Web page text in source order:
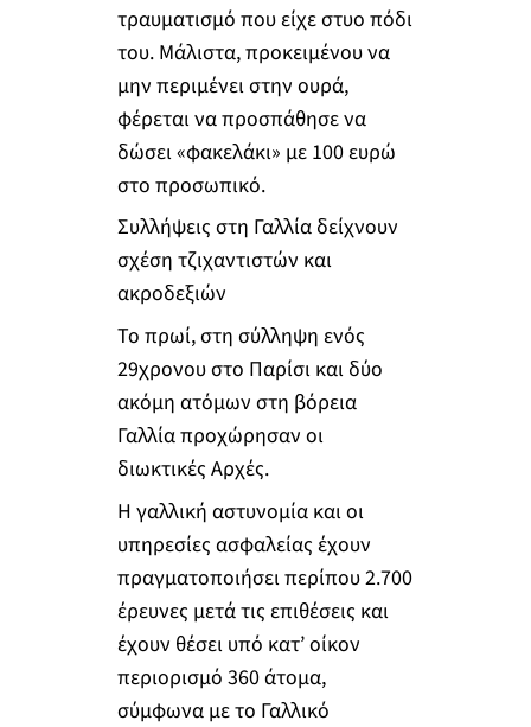
τραυματισμό που είχε στυο πόδι
του. Μάλιστα, προκειμένου να
μην περιμένει στην ουρά,
φέρεται να προσπάθησε να
δώσει «φακελάκι» με 100 ευρώ
στο προσωπικό.
Συλλήψεις στη Γαλλία δείχνουν
σχέση τζιχαντιστών και
ακροδεξιών
Το πρωί, στη σύλληψη ενός
29χρονου στο Παρίσι και δύο
ακόμη ατόμων στη βόρεια
Γαλλία προχώρησαν οι
διωκτικές Αρχές.
Η γαλλική αστυνομία και οι
υπηρεσίες ασφαλείας έχουν
πραγματοποιήσει περίπου 2.700
έρευνες μετά τις επιθέσεις και
έχουν θέσει υπό κατ’ οίκον
περιορισμό 360 άτομα,
σύμφωνα με το Γαλλικό